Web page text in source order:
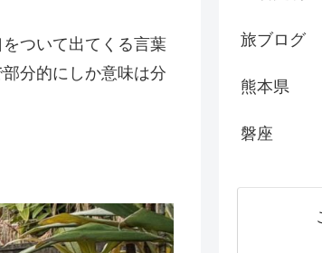
ついて出てくる言葉
分的にしか意味は分
旅ブログ
熊本県
磐座